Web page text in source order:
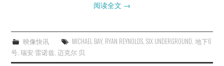
阅读全文 →
映像快讯 MICHAEL BAY, RYAN REYNOLDS, SIX UNDERGROUND, 地下6
号,瑞安·雷诺兹,迈克尔·贝